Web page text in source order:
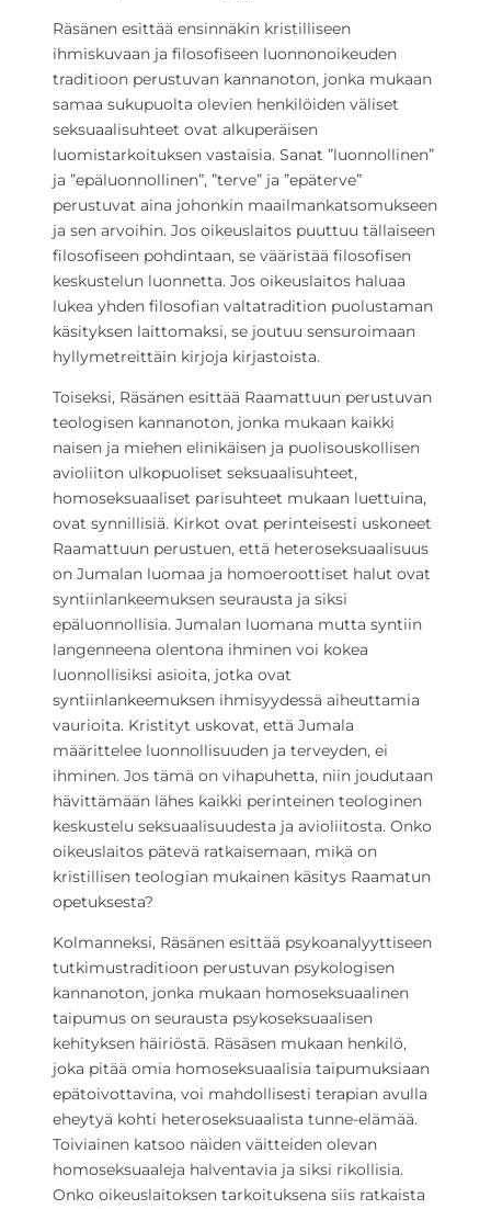
Räsänen esittää ensinnäkin kristilliseen
ihmiskuvaan ja filosofiseen luonnonoikeuden
traditioon perustuvan kannanoton, jonka mukaan
samaa sukupuolta olevien henkilöiden väliset
seksuaalisuhteet ovat alkuperäisen
luomistarkoituksen vastaisia. Sanat ”luonnollinen”
ja ”epäluonnollinen”, ”terve” ja ”epäterve”
perustuvat aina johonkin maailmankatsomukseen
ja sen arvoihin. Jos oikeuslaitos puuttuu tällaiseen
filosofiseen pohdintaan, se vääristää filosofisen
keskustelun luonnetta. Jos oikeuslaitos haluaa
lukea yhden filosofian valtatradition puolustaman
käsityksen laittomaksi, se joutuu sensuroimaan
hyllymetreittäin kirjoja kirjastoista.
Toiseksi, Räsänen esittää Raamattuun perustuvan
teologisen kannanoton, jonka mukaan kaikki
naisen ja miehen elinikäisen ja puolisouskollisen
avioliiton ulkopuoliset seksuaalisuhteet,
homoseksuaaliset parisuhteet mukaan luettuina,
ovat synnillisiä. Kirkot ovat perinteisesti uskoneet
Raamattuun perustuen, että heteroseksuaalisuus
on Jumalan luomaa ja homoeroottiset halut ovat
syntiinlankeemuksen seurausta ja siksi
epäluonnollisia. Jumalan luomana mutta syntiin
langenneena olentona ihminen voi kokea
luonnollisiksi asioita, jotka ovat
syntiinlankeemuksen ihmisyydessä aiheuttamia
vaurioita. Kristityt uskovat, että Jumala
määrittelee luonnollisuuden ja terveyden, ei
ihminen. Jos tämä on vihapuhetta, niin joudutaan
hävittämään lähes kaikki perinteinen teologinen
keskustelu seksuaalisuudesta ja avioliitosta. Onko
oikeuslaitos pätevä ratkaisemaan, mikä on
kristillisen teologian mukainen käsitys Raamatun
opetuksesta?
Kolmanneksi, Räsänen esittää psykoanalyyttiseen
tutkimustraditioon perustuvan psykologisen
kannanoton, jonka mukaan homoseksuaalinen
taipumus on seurausta psykoseksuaalisen
kehityksen häiriöstä. Räsäsen mukaan henkilö,
joka pitää omia homoseksuaalisia taipumuksiaan
epätoivottavina, voi mahdollisesti terapian avulla
eheytyä kohti heteroseksuaalista tunne-elämää.
Toiviainen katsoo näiden väitteiden olevan
homoseksuaaleja halventavia ja siksi rikollisia.
Onko oikeuslaitoksen tarkoituksena siis ratkaista